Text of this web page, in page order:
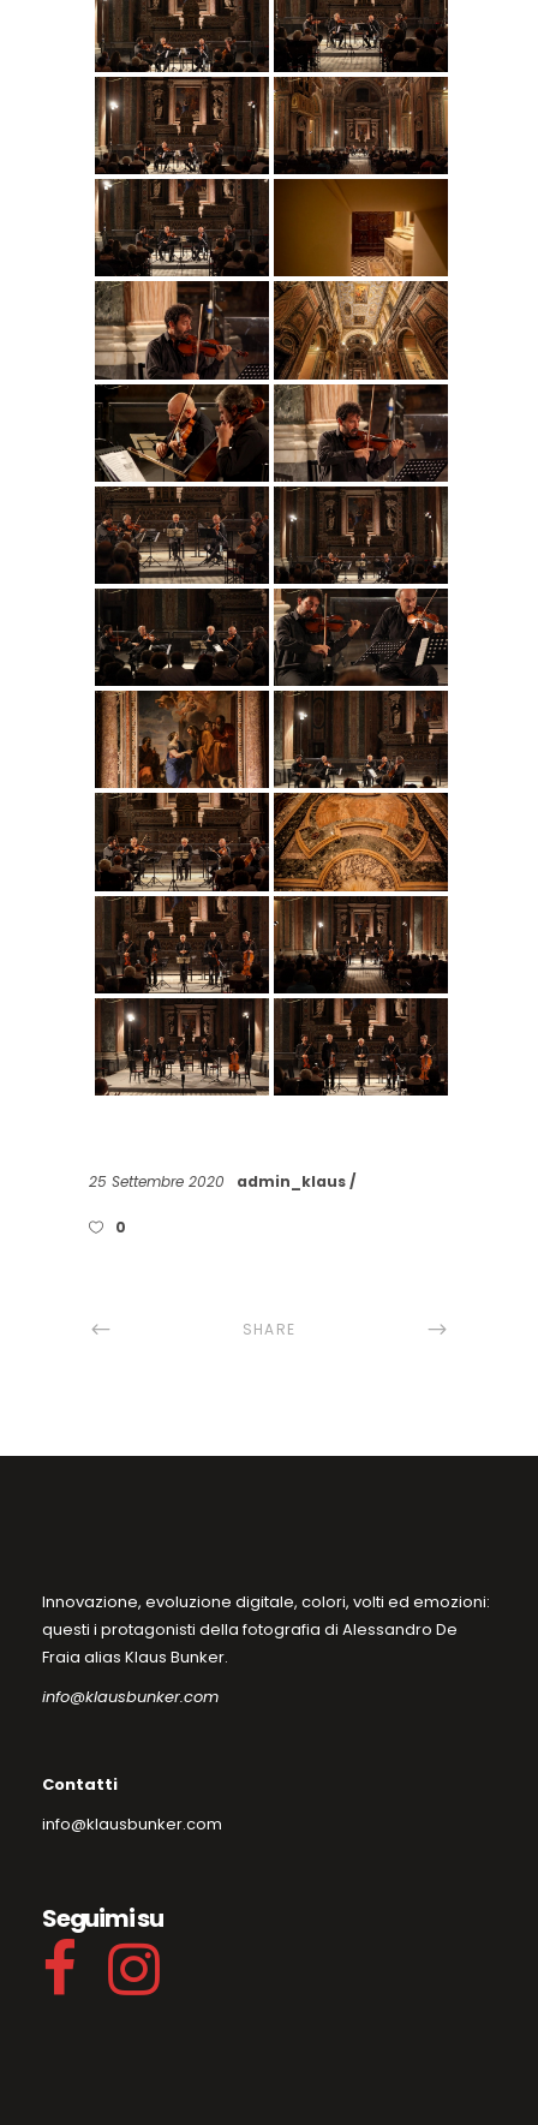
25 Settembre 2020 admin_klaus
0
SHARE
Innovazione, evoluzione digitale, colori, volti ed emozioni:
questi i protagonisti della fotografia di Alessandro De
Fraia alias Klaus Bunker.
info@klausbunker.com
Contatti
info@klausbunker.com
Seguimi su